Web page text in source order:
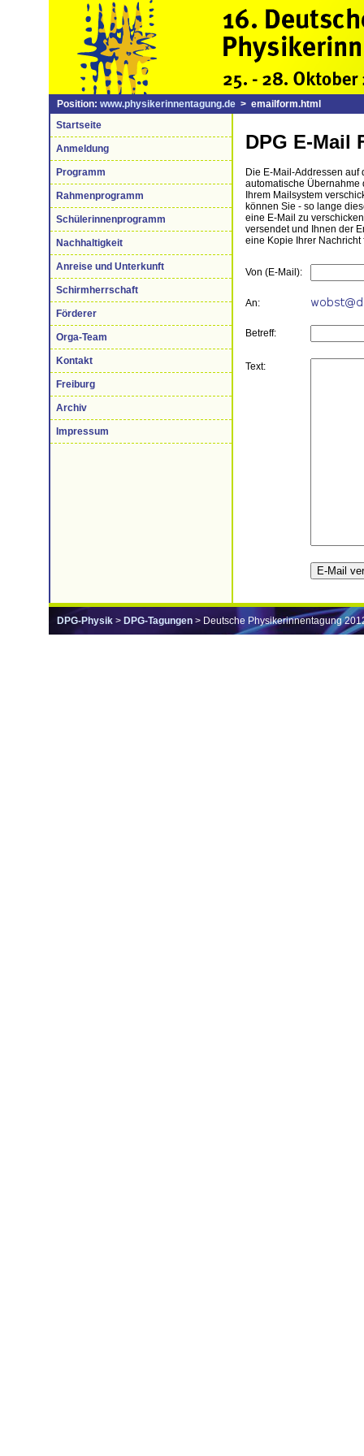
Position: www.physikerinnentagung.de > emailform.html
Startseite
Anmeldung
Programm
Rahmenprogramm
Schülerinnenprogramm
Nachhaltigkeit
Anreise und Unterkunft
Schirmherrschaft
Förderer
Orga-Team
Kontakt
Freiburg
Archiv
Impressum
DPG E-Mail
Die E-Mail-Addressen
automatische Übernahme
Ihrem Mailsystem
können Sie - so lange
eine E-Mail zu
versendet und Ihnen der
eine Kopie Ihrer
Von (E-Mail):
An:
Betreff:
Text:
DPG-Physik > DPG-Tagungen > Deutsche Physikerinnentagung